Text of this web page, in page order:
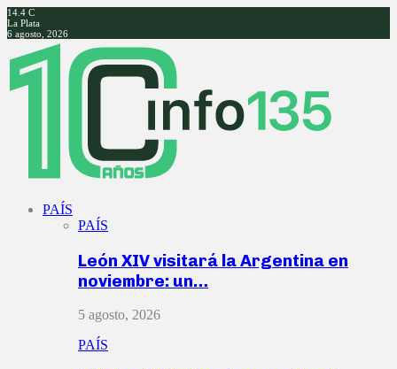
14.4 C
La Plata
6 agosto, 2026
Facebook
Twitter
Instagram
Youtube
PAÍS
PAÍS
León XIV visitará la Argentina en
noviembre: un…
5 agosto, 2026
PAÍS